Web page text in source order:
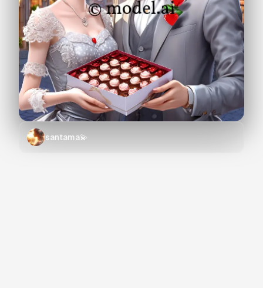
santama💫